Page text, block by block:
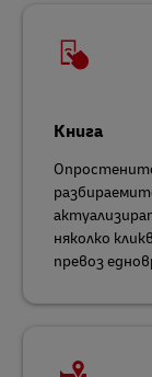
Книга
няколко
превоз